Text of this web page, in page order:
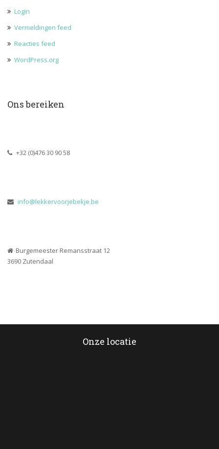
Login
Vermeldingen feed
Reacties feed
WordPress.org
Ons bereiken
+32 (0)476 30 90 58
info@lekkervoorjebekje.be
Burgemeester Remansstraat 12
3690 Zutendaal
Onze locatie